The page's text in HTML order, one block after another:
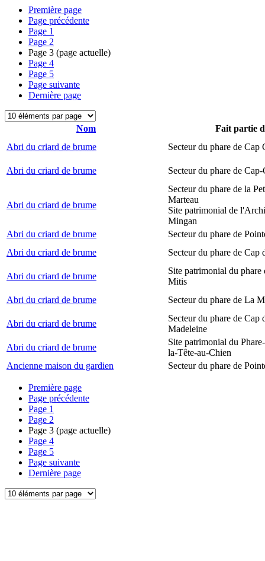
Première page
Page précédente
Page 1
Page 2
Page 3 (page actuelle)
Page 4
Page 5
Page suivante
Dernière page
Nom
Fait partie
Abri du criard de brume
Secteur du phare de Cap
Abri du criard de brume Secteur du phare de Cap-
Abri du criard de brume
Secteur du phare de la
Marteau
Site patrimonial de
Mingan
Abri du criard de brume
Secteur du phare de
Abri du criard de brume
Secteur du phare de Cap
Abri du criard de brume
Site patrimonial du phare
Mitis
Abri du criard de brume
Secteur du phare de La
Abri du criard de brume
Secteur du phare de Cap
Madeleine
Abri du criard de brume
Site patrimonial du
la-Tête-au-Chien
Ancienne maison du gardien
Secteur du phare de
Première page
Page précédente
Page 1
Page 2
Page 3 (page actuelle)
Page 4
Page 5
Page suivante
Dernière page